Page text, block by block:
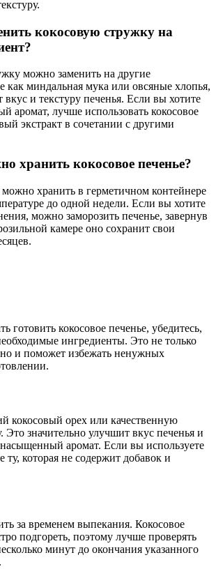
кокосовую стружку на
можно заменить на другие
как миндальная мука или овсяные хлопья,
вкус и текстуру печенья. Если вы хотите
аромат, лучше использовать кокосовое
экстракт в сочетании с другими
хранить кокосовое печенье?
можно хранить в герметичном контейнере
до одной недели. Если вы хотите
можно заморозить печенье, завернув
камере оно сохранит свои
готовить кокосовое печенье, убедитесь,
ингредиенты. Это не только
и поможет избежать ненужных
кокосовый орех или качественную
Это значительно улучшит вкус печенья и
аромат. Если вы используете
ту, которая не содержит добавок и
за временем выпекания. Кокосовое
подгореть, поэтому лучше проверять
минут до окончания указанного